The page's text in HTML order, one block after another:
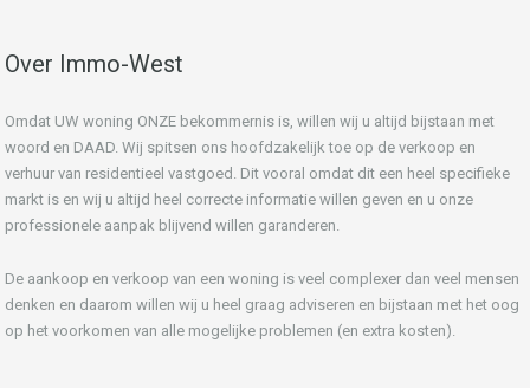
Over Immo-West
Omdat UW woning ONZE bekommernis is, willen wij u altijd bijstaan met
woord en DAAD. Wij spitsen ons hoofdzakelijk toe op de verkoop en
verhuur van residentieel vastgoed. Dit vooral omdat dit een heel specifieke
markt is en wij u altijd heel correcte informatie willen geven en u onze
professionele aanpak blijvend willen garanderen.
De aankoop en verkoop van een woning is veel complexer dan veel mensen
denken en daarom willen wij u heel graag adviseren en bijstaan met het oog
op het voorkomen van alle mogelijke problemen (en extra kosten).